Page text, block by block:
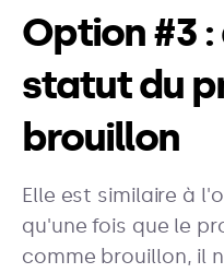
Option #3
statut du
brouillon
Elle est similaire à
qu'une fois que le
comme brouillon, il